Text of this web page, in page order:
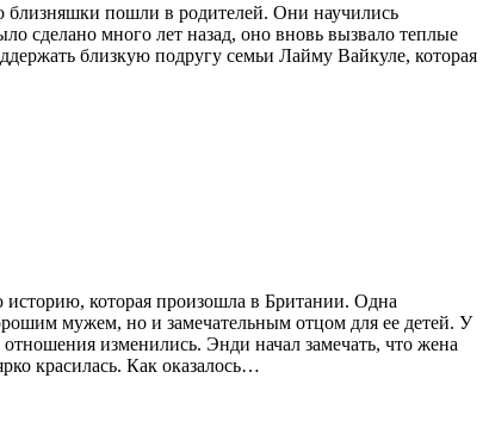
близняшки пошли в родителей. Они научились
сделано много лет назад, оно вновь вызвало теплые
близкую подругу семьи Лайму Вайкуле, которая
историю, которая произошла в Британии. Одна
мужем, но и замечательным отцом для ее детей. У
изменились. Энди начал замечать, что жена
красилась. Как оказалось…